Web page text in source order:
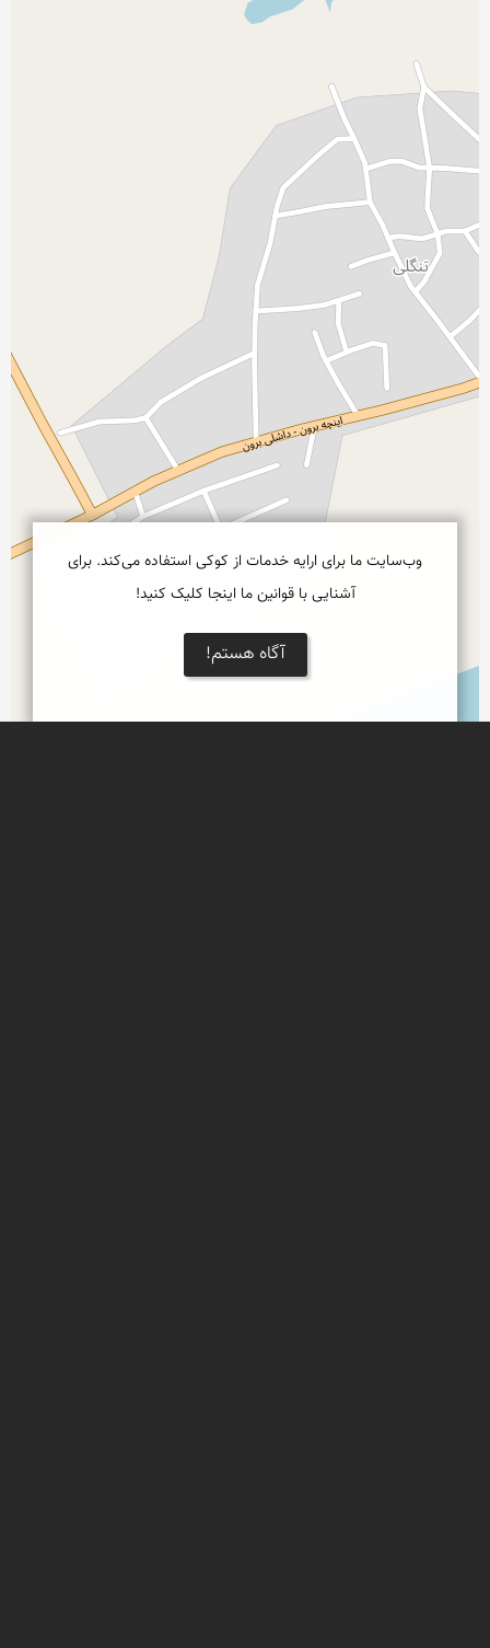
وب‌سایت ما برای ارایه خدمات از کوکی استفاده می‌کند. برای
آشنایی با قوانین ما اینجا کلیک کنید!
آگاه هستم!